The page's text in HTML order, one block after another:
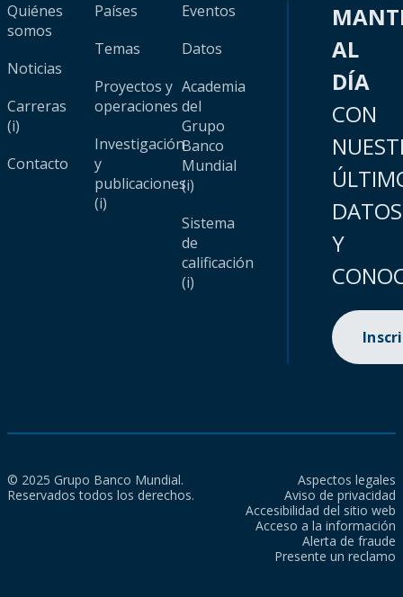
Quiénes
somos
Noticias
Carreras
(i)
Contacto
Países
Temas
Proyectos y
operaciones
Investigación
y
publicaciones
(i)
Eventos
Datos
Academia
del
Grupo
Banco
Mundial
(i)
Sistema
de
calificación
(i)
AL
DÍA
CON
DATOS
Y
© 2025 Grupo Banco Mundial.
Reservados todos los derechos.
Aspectos legales
Aviso de privacidad
Accesibilidad del sitio web
Acceso a la información
Alerta de fraude
Presente un reclamo